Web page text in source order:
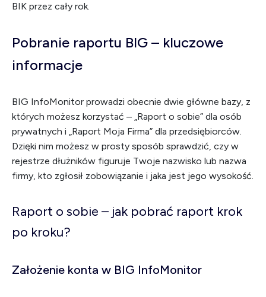
BIK przez cały rok.
Pobranie raportu BIG – kluczowe
informacje
BIG InfoMonitor prowadzi obecnie dwie główne bazy, z
których możesz korzystać – „Raport o sobie” dla osób
prywatnych i „Raport Moja Firma” dla przedsiębiorców.
Dzięki nim możesz w prosty sposób sprawdzić, czy w
rejestrze dłużników figuruje Twoje nazwisko lub nazwa
firmy, kto zgłosił zobowiązanie i jaka jest jego wysokość.
Raport o sobie – jak pobrać raport krok
po kroku?
Założenie konta w BIG InfoMonitor